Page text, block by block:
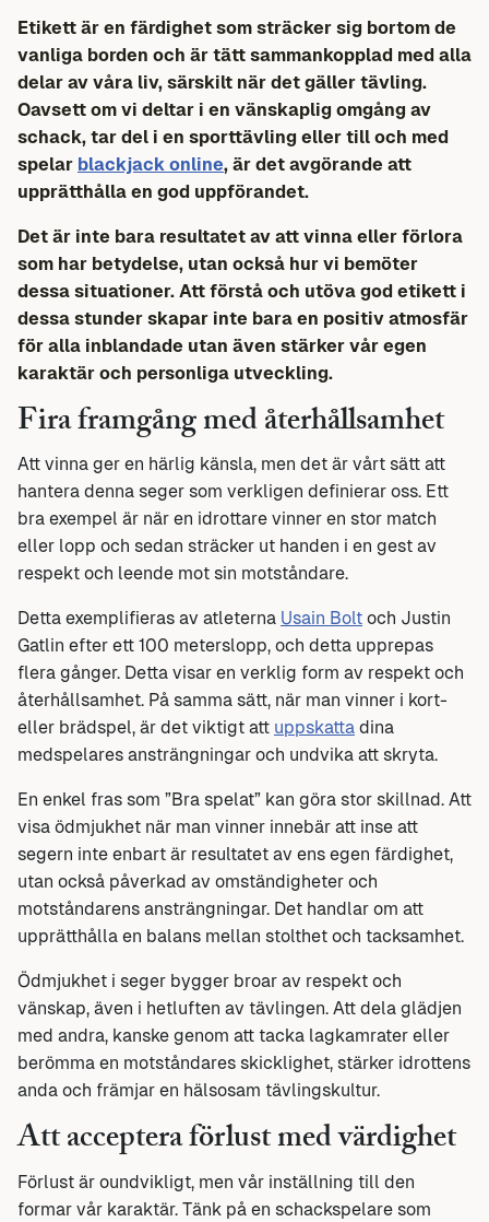
Etikett är en färdighet som sträcker sig bortom de
vanliga borden och är tätt sammankopplad med alla
delar av våra liv, särskilt när det gäller tävling.
Oavsett om vi deltar i en vänskaplig omgång av
schack, tar del i en sporttävling eller till och med
spelar blackjack online, är det avgörande att
upprätthålla en god uppförandet.
Det är inte bara resultatet av att vinna eller förlora
som har betydelse, utan också hur vi bemöter
dessa situationer. Att förstå och utöva god etikett i
dessa stunder skapar inte bara en positiv atmosfär
för alla inblandade utan även stärker vår egen
karaktär och personliga utveckling.
Fira framgång med återhållsamhet
Att vinna ger en härlig känsla, men det är vårt sätt att
hantera denna seger som verkligen definierar oss. Ett
bra exempel är när en idrottare vinner en stor match
eller lopp och sedan sträcker ut handen i en gest av
respekt och leende mot sin motståndare.
Detta exemplifieras av atleterna Usain Bolt och Justin
Gatlin efter ett 100 meterslopp, och detta upprepas
flera gånger. Detta visar en verklig form av respekt och
återhållsamhet. På samma sätt, när man vinner i kort-
eller brädspel, är det viktigt att uppskatta dina
medspelares ansträngningar och undvika att skryta.
En enkel fras som ”Bra spelat” kan göra stor skillnad. Att
visa ödmjukhet när man vinner innebär att inse att
segern inte enbart är resultatet av ens egen färdighet,
utan också påverkad av omständigheter och
motståndarens ansträngningar. Det handlar om att
upprätthålla en balans mellan stolthet och tacksamhet.
Ödmjukhet i seger bygger broar av respekt och
vänskap, även i hetluften av tävlingen. Att dela glädjen
med andra, kanske genom att tacka lagkamrater eller
berömma en motståndares skicklighet, stärker idrottens
anda och främjar en hälsosam tävlingskultur.
Att acceptera förlust med värdighet
Förlust är oundvikligt, men vår inställning till den
formar vår karaktär. Tänk på en schackspelare som